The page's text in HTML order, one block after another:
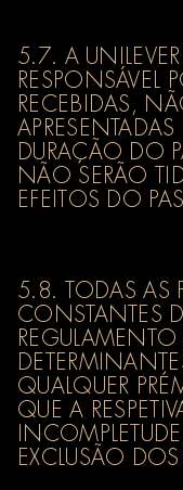
5.7. A
RESPONSÁVEL
RECEBIDAS,
DURAÇÃO DO
NÃO SERÃO
EFEITOS DO
5.8. TODAS AS
CONSTANTES
QUALQUER
QUE A
EXCLUSÃO DOS